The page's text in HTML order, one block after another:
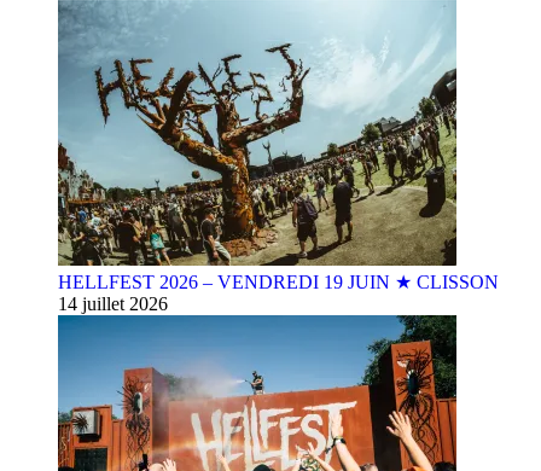
HELLFEST 2026 – VENDREDI 19 JUIN ★ CLISSON
14 juillet 2026